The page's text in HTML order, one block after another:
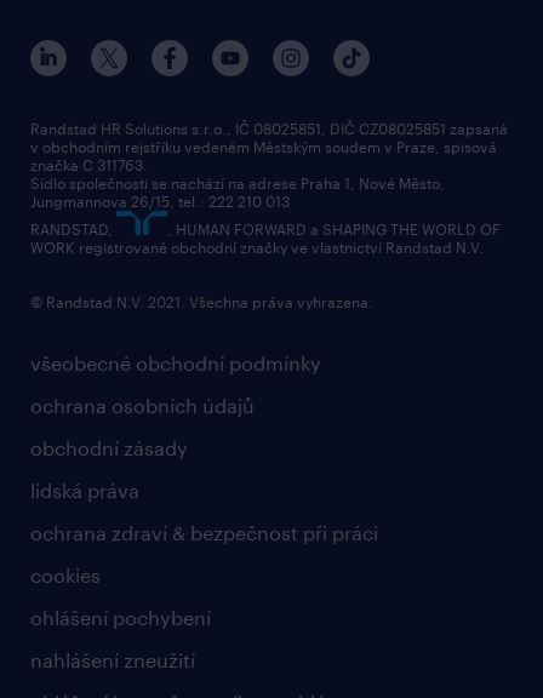
všeobecné obchodní podmínky
ochrana osobních údajů
obchodní zásady
lidská práva
ochrana zdraví & bezpečnost při práci
cookies
ohlášení pochybení
nahlášení zneužití
Randstad HR Solutions s.r.o., IČ 08025851, DIČ CZ08025851 zapsaná
v obchodním rejstříku vedeném Městským soudem v Praze, spisová
značka C 311763.
Sídlo společnosti se nachází na adrese Praha 1, Nové Město,
Jungmannova 26/15, tel.: 222 210 013
RANDSTAD,
, HUMAN FORWARD a SHAPING THE WORLD OF
WORK registrované obchodní značky ve vlastnictví Randstad N.V.
© Randstad N.V. 2021. Všechna práva vyhrazena.